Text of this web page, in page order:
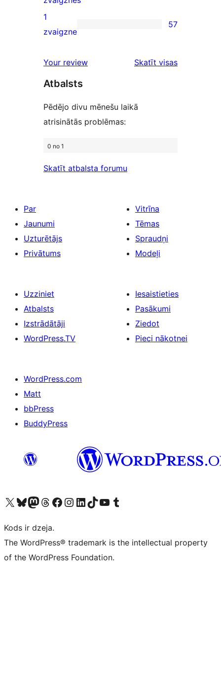
reviews
2-
star
57
star
1
zvaigzne
57
Your review
Skatīt visas
Atbalsts
Pēdējo divu mēnešu laikā
atrisinātās problēmas:
0 no 1
Skatīt atbalsta forumu
Par
Jaunumi
Uzturētājs
Privātums
Vitrīna
Tēmas
Spraudņi
Modeļi
Uzziniet
Atbalsts
Izstrādātāji
WordPress.TV
Iesaistieties
Pasākumi
Ziedot
Pieci nākotnei
WordPress.com
Matt
bbPress
BuddyPress
Apmeklējiet mūsu X (agrāk Twitter) kontu
Apmeklējiet mūsu Bluesky kontu
Apmeklējiet mūsu Mastodon kontu
Apmeklējiet mūsu Threads kontu
Apmeklējiet mūsu Facebook lapuApmeklējiet mūsu Instagram kontu
Apmeklējiet mūsu LinkedIn kontu
Apmeklējiet mūsu TikTok kontu
Apmeklējiet mūsu YouTube kanālu
Apmeklējiet mūsu Tumblr kontu
Kods ir dzeja.
The WordPress® trademark is the intellectual property
of the WordPress Foundation.